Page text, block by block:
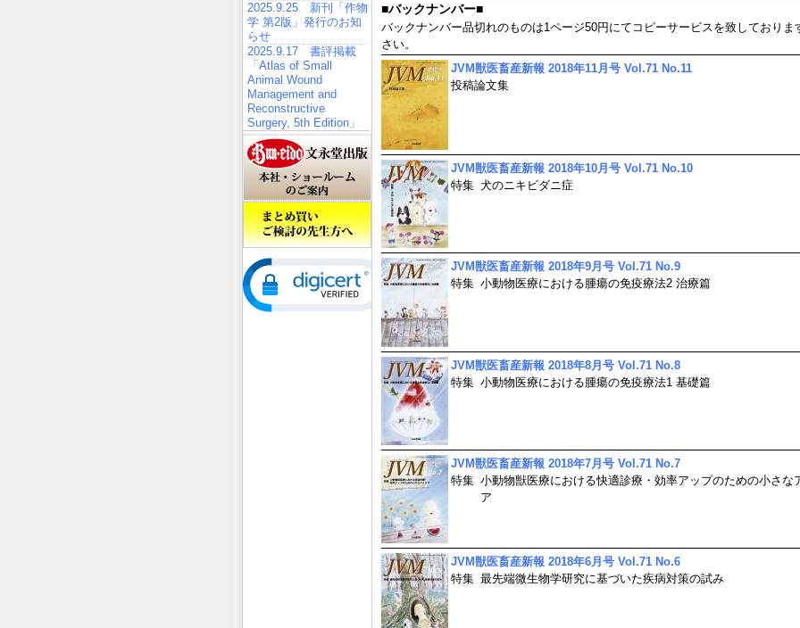
2025.9.25 新刊「作物
学 第2版」発行のお知
らせ
2025.9.17 書評掲載
「Atlas of Small
Animal Wound
Management and
Reconstructive
Surgery, 5th Edition」
■バックナンバー■
バックナンバー品切れのものは1ページ50円にてコピーサービスを致しておりま
さい。
JVM獣医畜産新報 2018年11月号 Vol.71 No.11
投稿論文集
JVM獣医畜産新報 2018年10月号 Vol.71 No.10
特集 犬のニキビダニ症
JVM獣医畜産新報 2018年9月号 Vol.71 No.9
特集 小動物医療における腫瘍の免疫療法2 治療篇
JVM獣医畜産新報 2018年8月号 Vol.71 No.8
特集 小動物医療における腫瘍の免疫療法1 基礎篇
JVM獣医畜産新報 2018年7月号 Vol.71 No.7
特集 小動物獣医療における快適診療・効率アップのための小さな
ア
JVM獣医畜産新報 2018年6月号 Vol.71 No.6
特集 最先端微生物学研究に基づいた疾病対策の試み